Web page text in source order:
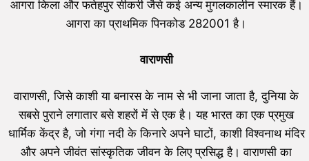
आगरा किला और फतेहपुर सीकरी जैसे कई अन्य मुगलकालीन स्मारक हैं।
आगरा का प्राथमिक पिनकोड 282001 है।
वाराणसी
वाराणसी, जिसे काशी या बनारस के नाम से भी जाना जाता है, दुनिया के
सबसे पुराने लगातार बसे शहरों में से एक है। यह भारत का एक प्रमुख
धार्मिक केंद्र है, जो गंगा नदी के किनारे अपने घाटों, काशी विश्वनाथ मंदिर
और अपने जीवंत सांस्कृतिक जीवन के लिए प्रसिद्ध है। वाराणसी का